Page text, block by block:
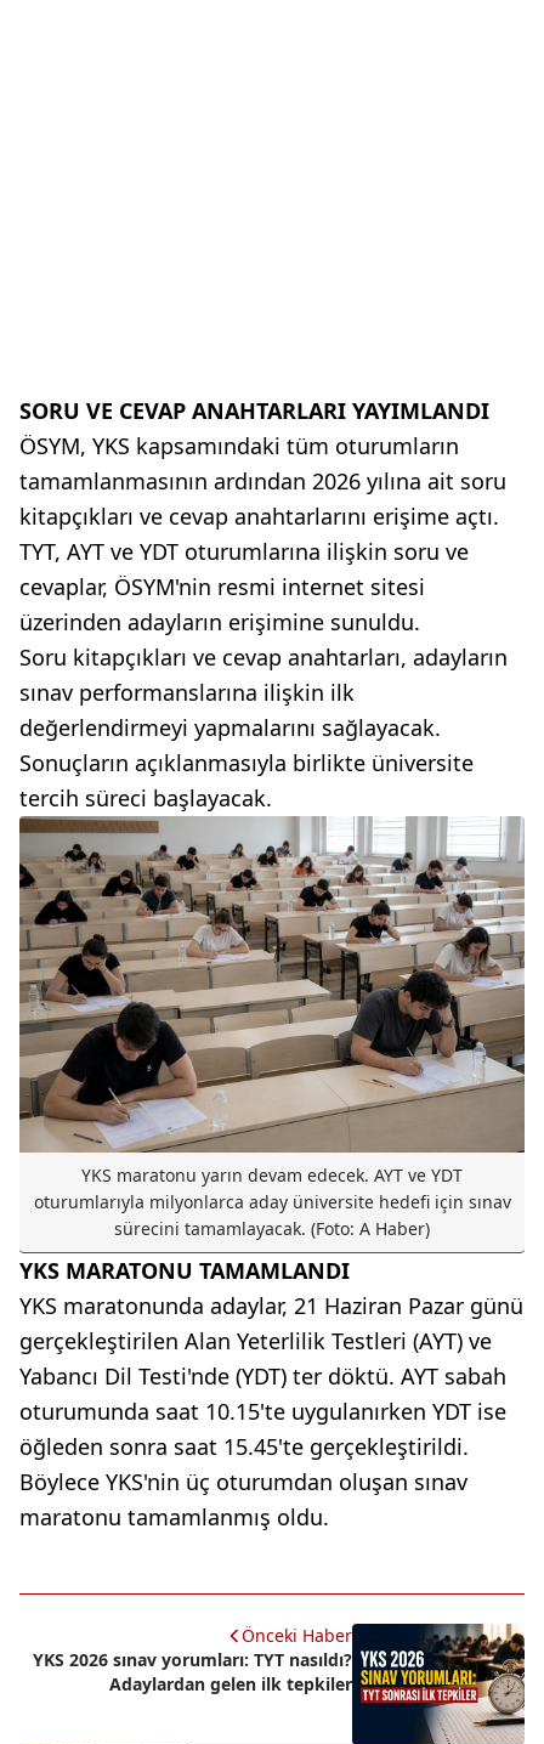
SORU VE CEVAP ANAHTARLARI YAYIMLANDI
ÖSYM, YKS kapsamındaki tüm oturumların
tamamlanmasının ardından 2026 yılına ait soru
kitapçıkları ve cevap anahtarlarını erişime açtı.
TYT, AYT ve YDT oturumlarına ilişkin soru ve
cevaplar, ÖSYM'nin resmi internet sitesi
üzerinden adayların erişimine sunuldu.
Soru kitapçıkları ve cevap anahtarları, adayların
sınav performanslarına ilişkin ilk
değerlendirmeyi yapmalarını sağlayacak.
Sonuçların açıklanmasıyla birlikte üniversite
tercih süreci başlayacak.
YKS maratonu yarın devam edecek. AYT ve YDT
oturumlarıyla milyonlarca aday üniversite hedefi için sınav
sürecini tamamlayacak. (Foto: A Haber)
YKS MARATONU TAMAMLANDI
YKS maratonunda adaylar, 21 Haziran Pazar günü
gerçekleştirilen Alan Yeterlilik Testleri (AYT) ve
Yabancı Dil Testi'nde (YDT) ter döktü. AYT sabah
oturumunda saat 10.15'te uygulanırken YDT ise
öğleden sonra saat 15.45'te gerçekleştirildi.
Böylece YKS'nin üç oturumdan oluşan sınav
maratonu tamamlanmış oldu.
Önceki Haber
YKS 2026 sınav yorumları: TYT nasıldı?
Adaylardan gelen ilk tepkiler